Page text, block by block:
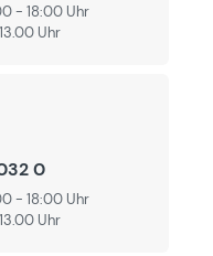
- 18:00 Uhr
Uhr
0
- 18:00 Uhr
Uhr